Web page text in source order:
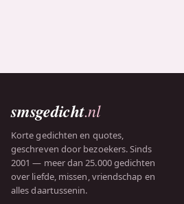
smsgedicht.nl
Korte gedichten en quotes,
geschreven door bezoekers. Sinds
2001 — meer dan 25.000 gedichten
over liefde, missen, vriendschap en
alles daartussenin.